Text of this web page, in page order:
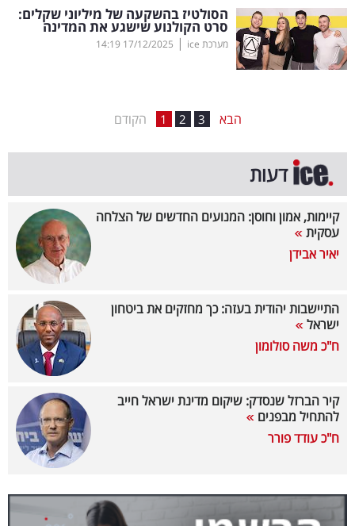
ופנאי
תיירות
המילון
הכלכלי
פודקאסט
40
ניוזלטרים
הסולטיז בהשקעה של מיליוני שקלים:
סרט הקולנוע שישגע את המדינה
מערכת ice |
17/12/2025
14:19
הקודם 1 2 3 הבא
דעות
קיימות, אמון וחוסן: המנועים החדשים של הצלחה
עסקית
יאיר אבידן
התיישבות יהודית בעזה: כך מחזקים את ביטחון
ישראל
ח"כ משה סולומון
קיר הברזל שנסדק: שיקום מדינת ישראל חייב
להתחיל מבפנים
ח"כ עודד פורר